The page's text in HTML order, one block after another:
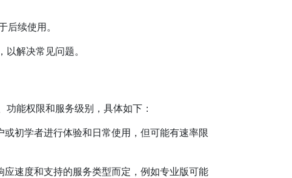
续使用。
解决常见问题。
能权限和服务级别，具体如下：
初学者进行体验和日常使用，但可能有速率限
速度和支持的服务类型而定，例如专业版可能